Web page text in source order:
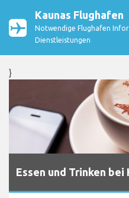
Kaunas Flughafen
Notwendige Flughafen
Dienstleistungen
}
Essen und Trinken bei